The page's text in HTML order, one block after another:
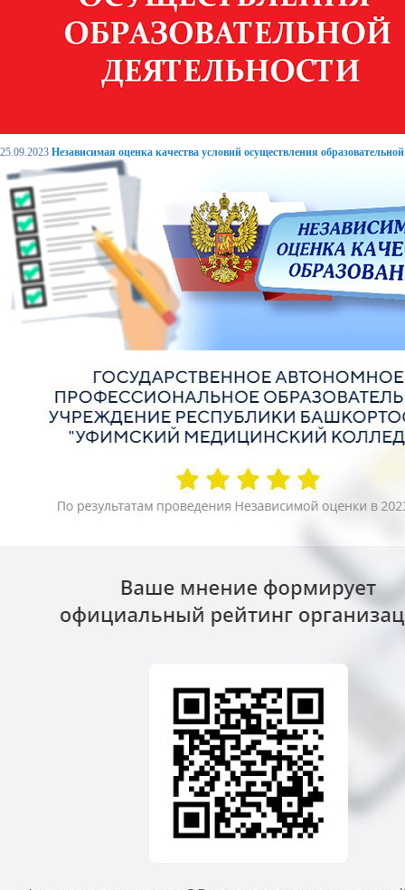
25.09.2023 Независимая оценка качества условий осуществления